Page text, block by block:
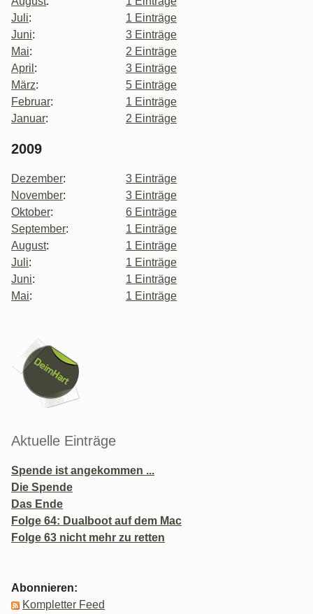
Juli:
1 Einträge
Juni:
3 Einträge
Mai:
2 Einträge
April :
3 Einträge
März:
5 Einträge
Februar:
1 Einträge
Januar: 2 Einträge
2009
Dezember:
3 Einträge
November:
3 Einträge
Oktober:
6 Einträge
September:
1 Einträge
August:
1 Einträge
Juli:
1 Einträge
Juni:
1 Einträge
Mai: 1 Einträge
Seitenleiste
Aktuelle Einträge
Spende ist angekommen ...
Die Spende
Das Ende
Folge 64: Dualboot auf dem Mac
Folge 63 nicht mehr zu retten
Abonnieren:
Kompletter Feed